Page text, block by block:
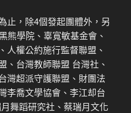
止，除4個發起團體外，另
熊學院、辜寬敏基金會、
人權公約施行監督聯盟、
、台灣教師聯盟 台灣社、
灣超派守護聯盟、財團法
李喬文學協會、李江却台
舞蹈研究社、蔡瑞月文化